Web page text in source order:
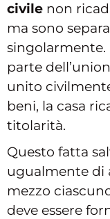
civile non
ma sono
singolarmente.
parte
unito
beni, la casa
titolarità.
Questo fatta
ugualmente di
mezzo
deve essere